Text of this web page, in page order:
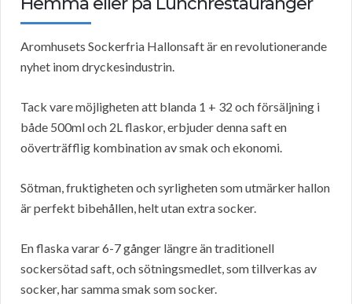
Aromhusets Sockerfria Hallonsaft är en revolutionerande
nyhet inom dryckesindustrin.
Tack vare möjligheten att blanda 1 + 32 och försäljning i
både 500ml och 2L flaskor, erbjuder denna saft en
oöverträfflig kombination av smak och ekonomi.
Sötman, fruktigheten och syrligheten som utmärker hallon
är perfekt bibehållen, helt utan extra socker.
En flaska varar 6-7 gånger längre än traditionell
sockersötad saft, och sötningsmedlet, som tillverkas av
socker, har samma smak som socker.